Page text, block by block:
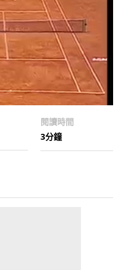
閱讀時間
3分鐘